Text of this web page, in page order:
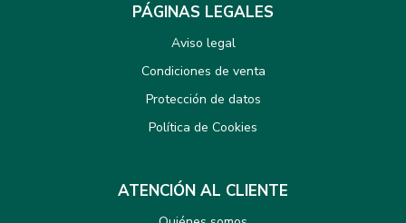
PÁGINAS LEGALES
Aviso legal
Condiciones de venta
Protección de datos
Política de Cookies
ATENCIÓN AL CLIENTE